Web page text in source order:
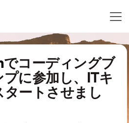
でコーディングブ
プに参加し、ITキ
タートさせまし